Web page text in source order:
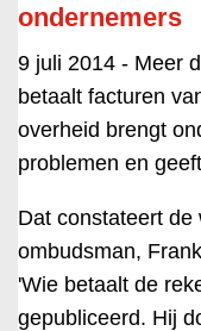
ondernemers
9 juli 2014 - Meer
betaalt facturen
overheid brengt
problemen en
Dat constateert
ombudsman,
'Wie betaalt de
gepubliceerd. Hij